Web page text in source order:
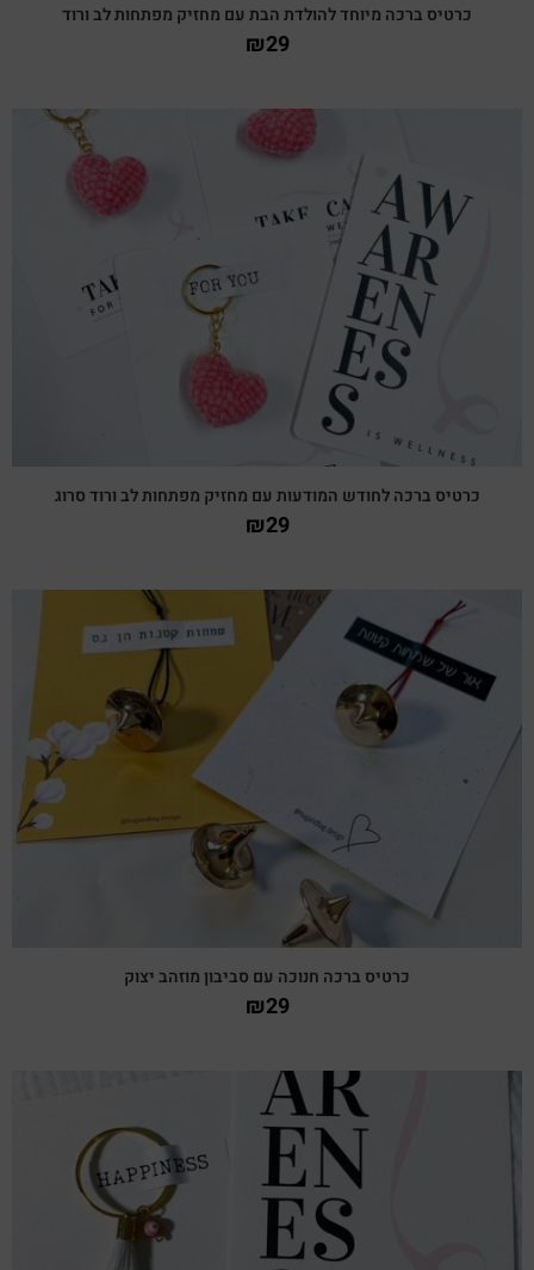
כרטיס ברכה מיוחד להולדת הבת עם מחזיק מפתחות לב ורוד
₪29
צפייה מהירה
כרטיס ברכה לחודש המודעות עם מחזיק מפתחות לב ורוד סרוג
₪29
צפייה מהירה
כרטיס ברכה חנוכה עם סביבון מוזהב יצוק
₪29
צפייה מהירה